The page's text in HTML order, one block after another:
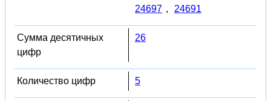
24697 , 24691
Сумма десятичных
цифр
26
Количество цифр 5